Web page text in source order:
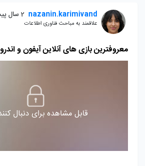
nazanin.karimivand 2 سال پیش
علاقمند به مباحث فناوری اطلاعات
معروفترین بازی های آنلاین آیفون و
قابل مشاهده برای دنبال